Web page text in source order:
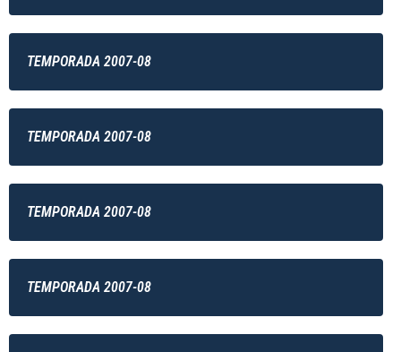
TEMPORADA 2007-08
TEMPORADA 2007-08
TEMPORADA 2007-08
TEMPORADA 2007-08